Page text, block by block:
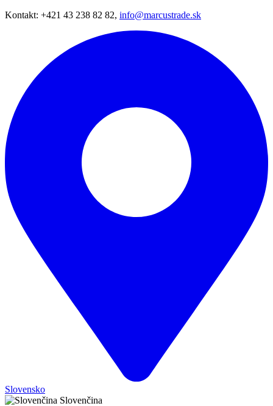
Kontakt: +421 43 238 82 82, info@marcustrade.sk
Slovensko
Slovenčina